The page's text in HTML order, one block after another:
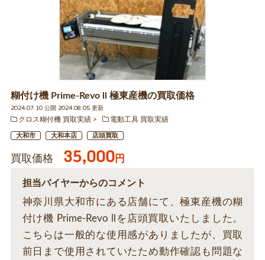
糊付け機 Prime-Revo ll 極東産機の買取価格
2024.07.10 公開 2024.08.05 更新
クロス糊付機 買取実績
電動工具 買取実績
大和市 大和本店 店頭買取
買取価格 35,000円
担当バイヤーからのコメント
神奈川県大和市にある店舗にて、極東産機の糊
付け機 Prime-Revo llを店頭買取いたしました。
こちらは一般的な使用感がありましたが、買取
前日まで使用されていたため動作確認も問題な